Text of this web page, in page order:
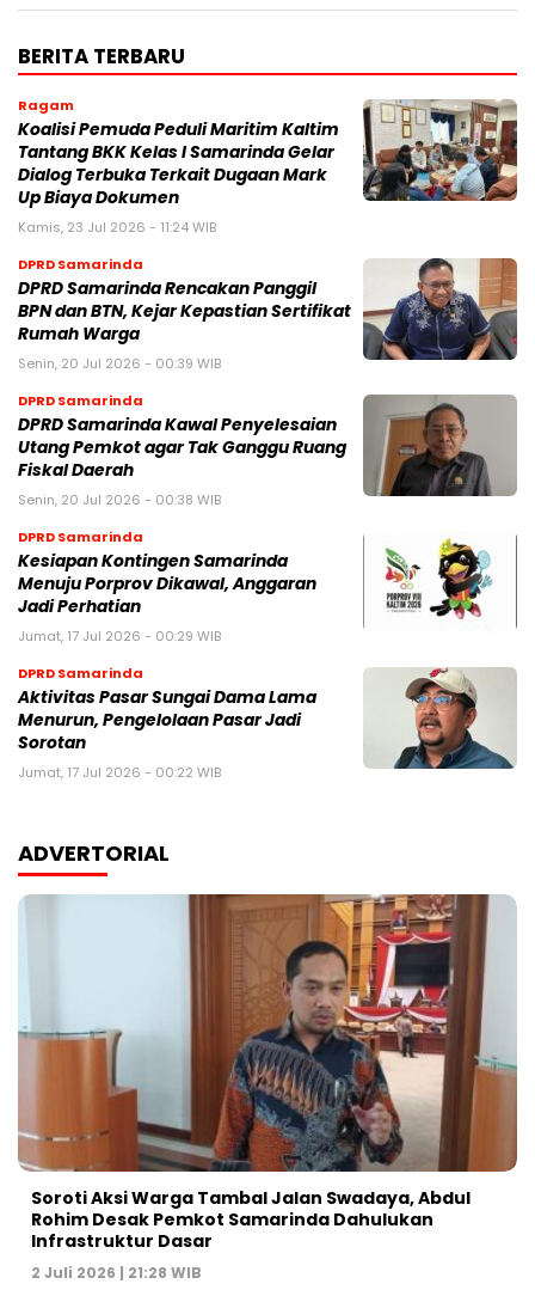
BERITA TERBARU
Ragam
Koalisi Pemuda Peduli Maritim Kaltim
Tantang BKK Kelas I Samarinda Gelar
Dialog Terbuka Terkait Dugaan Mark
Up Biaya Dokumen
Kamis, 23 Jul 2026 - 11:24 WIB
DPRD Samarinda
DPRD Samarinda Rencakan Panggil
BPN dan BTN, Kejar Kepastian Sertifikat
Rumah Warga
Senin, 20 Jul 2026 - 00:39 WIB
DPRD Samarinda
DPRD Samarinda Kawal Penyelesaian
Utang Pemkot agar Tak Ganggu Ruang
Fiskal Daerah
Senin, 20 Jul 2026 - 00:38 WIB
DPRD Samarinda
Kesiapan Kontingen Samarinda
Menuju Porprov Dikawal, Anggaran
Jadi Perhatian
Jumat, 17 Jul 2026 - 00:29 WIB
DPRD Samarinda
Aktivitas Pasar Sungai Dama Lama
Menurun, Pengelolaan Pasar Jadi
Sorotan
Jumat, 17 Jul 2026 - 00:22 WIB
ADVERTORIAL
Soroti Aksi Warga Tambal Jalan Swadaya, Abdul
Rohim Desak Pemkot Samarinda Dahulukan
Infrastruktur Dasar
2 Juli 2026 | 21:28 WIB